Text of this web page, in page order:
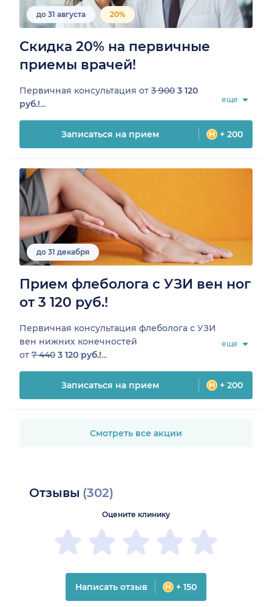
до 31 августа 20%
Скидка 20% на первичные
приемы врачей!
Первичная консультация от 3 900 3 120
руб.!... еще
Записаться на прием + 200
до 31 декабря
Прием флеболога с УЗИ вен ног
от 3 120 руб.!
Первичная консультация флеболога с УЗИ
вен нижних конечностей
от 7 440 3 120 руб.!...
еще
Записаться на прием + 200
Смотреть все акции
Отзывы (302)
Оцените клинику
Написать отзыв + 150